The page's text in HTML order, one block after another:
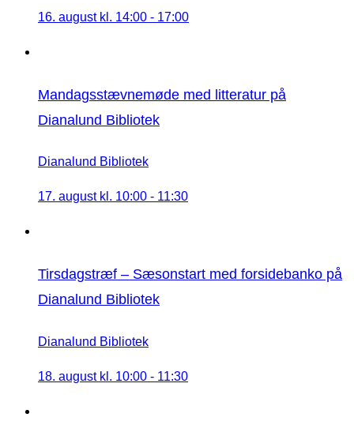
16. august kl. 14:00 - 17:00
Mandagsstævnemøde med litteratur på
Dianalund Bibliotek
Dianalund Bibliotek
17. august kl. 10:00 - 11:30
Tirsdagstræf – Sæsonstart med forsidebanko på
Dianalund Bibliotek
Dianalund Bibliotek
18. august kl. 10:00 - 11:30